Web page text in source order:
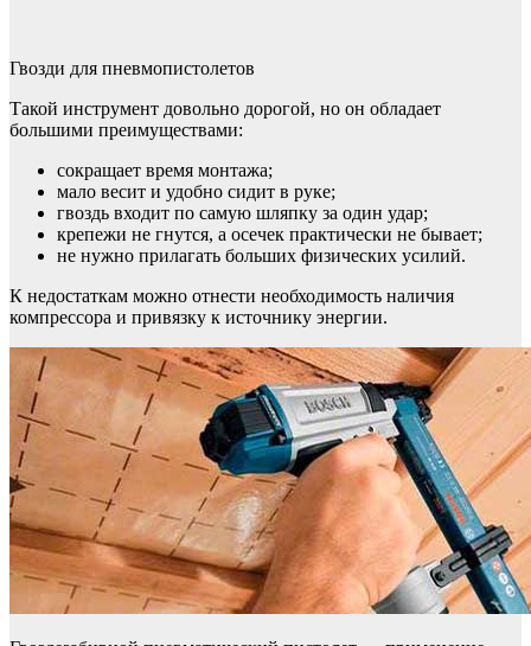
Гвозди для пневмопистолетов
Такой инструмент довольно дорогой, но он обладает
большими преимуществами:
сокращает время монтажа;
мало весит и удобно сидит в руке;
гвоздь входит по самую шляпку за один удар;
крепежи не гнутся, а осечек практически не бывает;
не нужно прилагать больших физических усилий.
К недостаткам можно отнести необходимость наличия
компрессора и привязку к источнику энергии.